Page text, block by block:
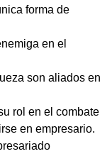
forma de
en el
son aliados en
rol en el combate
en empresario.